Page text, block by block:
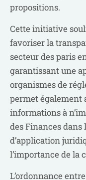
propositions.
Cette initiative
favoriser la
secteur des paris
garantissant une
organismes de
permet également
informations à
des Finances dans
d’application
l’importance de
L’ordonnance